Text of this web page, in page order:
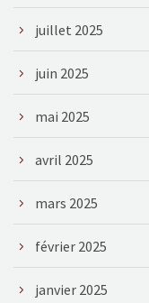
juillet 2025
juin 2025
mai 2025
avril 2025
mars 2025
février 2025
janvier 2025